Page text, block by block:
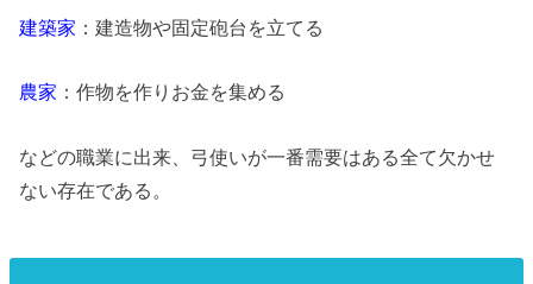
建築家 ：建造物や固定砲台を立てる
農家 ：作物を作りお金を集める
などの職業に出来、弓使いが一番需要はある全て欠かせ
ない存在である。